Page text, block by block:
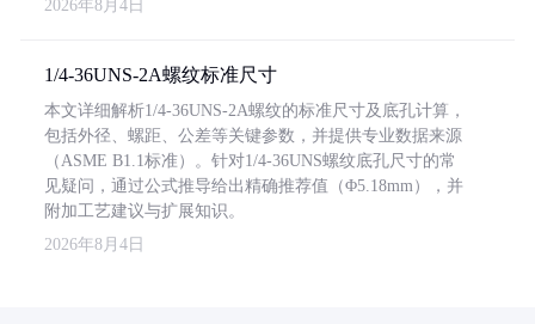
2026年8月4日
1/4-36UNS-2A螺纹标准尺寸
本文详细解析1/4-36UNS-2A螺纹的标准尺寸及底孔计算，
包括外径、螺距、公差等关键参数，并提供专业数据来源
（ASME B1.1标准）。针对1/4-36UNS螺纹底孔尺寸的常
见疑问，通过公式推导给出精确推荐值（Φ5.18mm），并
附加工艺建议与扩展知识。
2026年8月4日